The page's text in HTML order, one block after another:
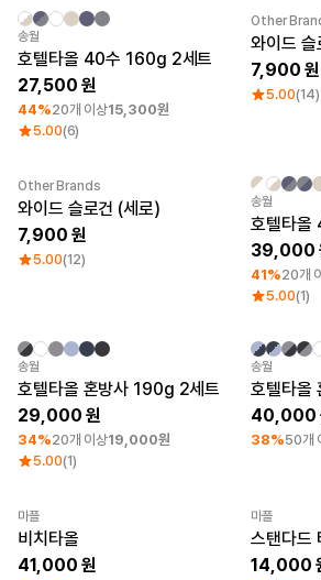
최소 주문수량 1개
송월
호텔타올 40수 160g 2세트
27,500
44%20개 이상15,300원
5.00(6)
New
Other
와이드
7,900
5.00(14)
New
Other Brands
와이드 슬로건 (세로)
7,900
5.00(12)
최소 주문수
송월
호텔타
39,000
41%20개
5.00(1)
최소 주문수량 1개
송월
호텔타올 혼방사 190g 2세트
29,000
34%20개 이상19,000원
5.00(1)
최소 주문수
송월
호텔타올
40,000
38%50개
마플
비치타올
41,000
마플
스탠다드
14,000
회원가입
로그인
1:1 문의
고객센터
마플 서비스 소개
한국어
가격대
2만원 ~ 3만원
기능성
기모